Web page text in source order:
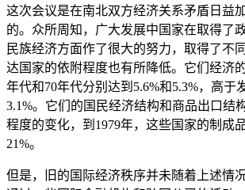
这次会议是在南北双方经济关系矛盾日益
的。众所周知，广大发展中国家在取得了
民族经济方面作了很大的努力，取得了不
达国家的依附程度也有所降低。它们经济
年代和70年代分别达到5.6%和5.3%，高于
3.1%。它们的国民经济结构和商品出口结
程度的变化，到1979年，这些国家的制成
21%。
但是，旧的国际经济秩序并未随着上述情